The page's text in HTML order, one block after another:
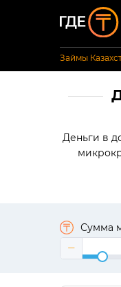
Займы
Деньги в
Сумма